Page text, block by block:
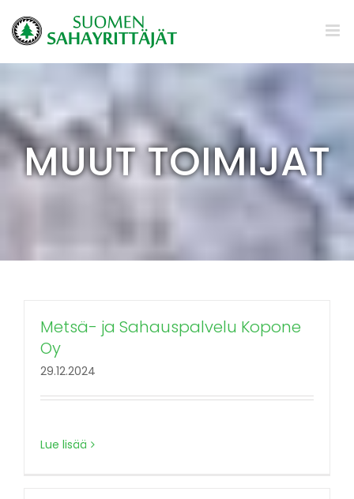
to
MUUT TOIMIJAT
Metsä- ja Sahauspalvelu Kopone
Oy
29.12.2024
Lue lisää